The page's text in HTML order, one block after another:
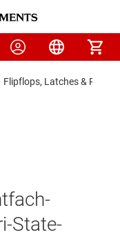
Flipflops, Latches &
State-